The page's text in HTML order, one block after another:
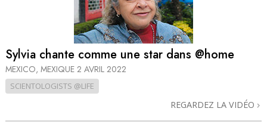
Sylvia chante comme une star dans @home
MEXICO, MEXIQUE 2 AVRIL 2022
SCIENTOLOGISTS @LIFE
REGARDEZ LA VIDÉO